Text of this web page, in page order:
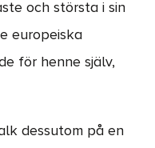
och största i sin
europeiska
för henne själv,
dessutom på en